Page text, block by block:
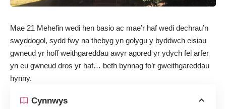
Mae 21 Mehefin wedi hen basio ac mae’r haf wedi dechrau’n
swyddogol, sydd fwy na thebyg yn golygu y byddwch eisiau
gwneud yr hoff weithgareddau awyr agored yr ydych fel arfer
yn eu gwneud dros yr haf… beth bynnag fo’r gweithgareddau
hynny.
Cynnwys